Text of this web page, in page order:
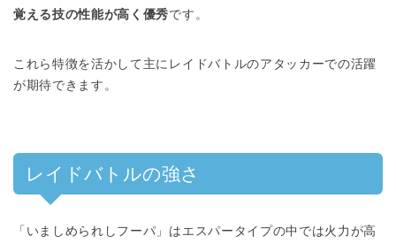
覚える技の性能が高く優秀です。
これら特徴を活かして主にレイドバトルのアタッカーでの活躍
が期待できます。
レイドバトルの強さ
「いましめられしフーパ」はエスパータイプの中では火力が高